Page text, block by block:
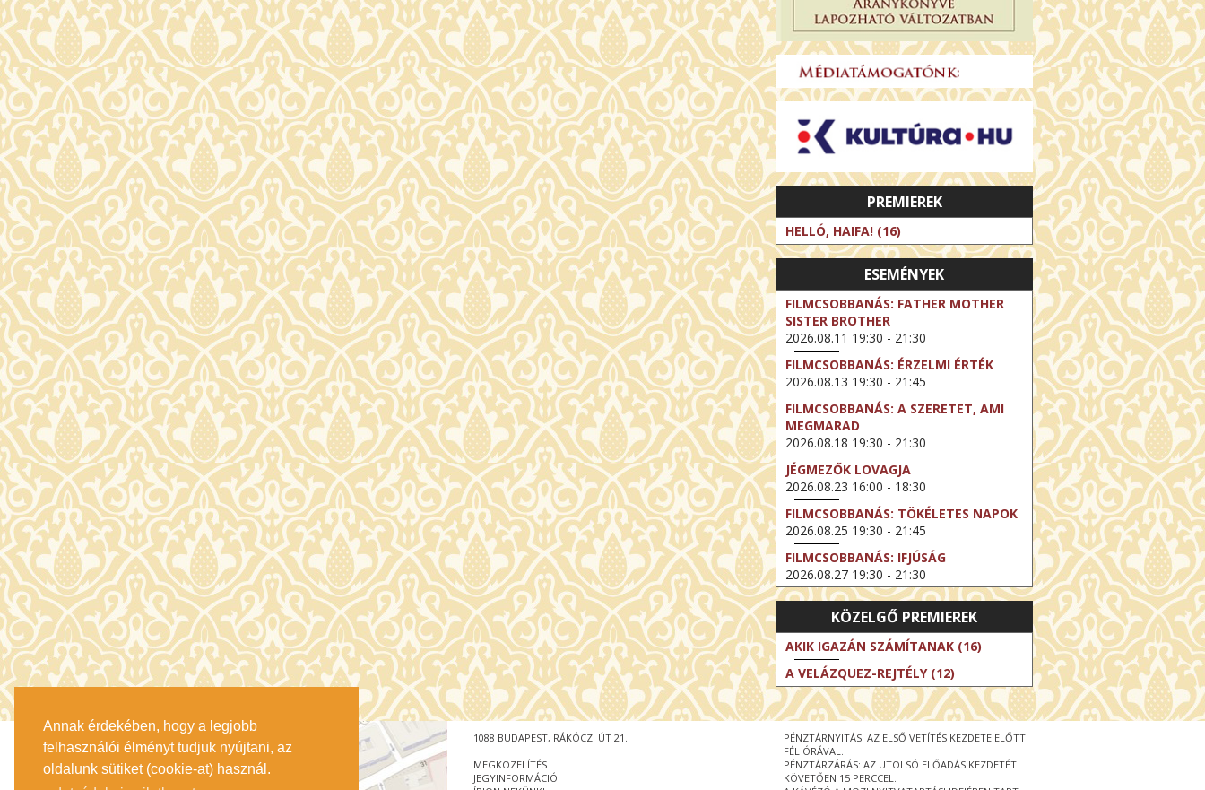
Annak érdekében, hogy a legjobb
felhasználói élményt tudjuk nyújtani, az
oldalunk sütiket (cookie-at) használ.
PREMIEREK
HELLÓ, HAIFA! (16)
ESEMÉNYEK
FILMCSOBBANÁS: FATHER MOTHER
SISTER BROTHER
2026.08.11 19:30 - 21:30
FILMCSOBBANÁS: ÉRZELMI ÉRTÉK
2026.08.13 19:30 - 21:45
FILMCSOBBANÁS: A SZERETET, AMI
MEGMARAD
2026.08.18 19:30 - 21:30
JÉGMEZŐK LOVAGJA
2026.08.23 16:00 - 18:30
FILMCSOBBANÁS: TÖKÉLETES NAPOK
2026.08.25 19:30 - 21:45
FILMCSOBBANÁS: IFJÚSÁG
2026.08.27 19:30 - 21:30
EXHIBITION ON SCREEN: VINCENT
VAN GOGH - ÚJ LÁTÁSMÓD
2026.08.30 11:00 - 12:30
NT LIVE / DAVID IRELAND: THE FIFTH
STEP
2026.09.01 19:00 - 21:00
BERLIN ELESTE
2026.09.13 16:00 - 19:00
NT LIVE / OSCAR WILDE: THE
IMPORTANCE OF BEING EARNEST
KÖZELGŐ PREMIEREK
AKIK IGAZÁN SZÁMÍTANAK (16)
A VELÁZQUEZ-REJTÉLY (12)
PÉNZTÁRNYITÁS: AZ ELSŐ VETÍTÉS KEZDETE ELŐTT
FÉL ÓRÁVAL.
PÉNZTÁRZÁRÁS: AZ UTOLSÓ ELŐADÁS KEZDETÉT
KÖVETŐEN 15 PERCCEL.
1088 BUDAPEST, RÁKÓCZI ÚT 21.
MEGKÖZELÍTÉS
JEGYINFORMÁCIÓ